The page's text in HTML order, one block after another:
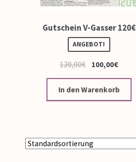
Gutschein V-Gasser 120€
ANGEBOT!
120,00€ 100,00€
In den Warenkorb